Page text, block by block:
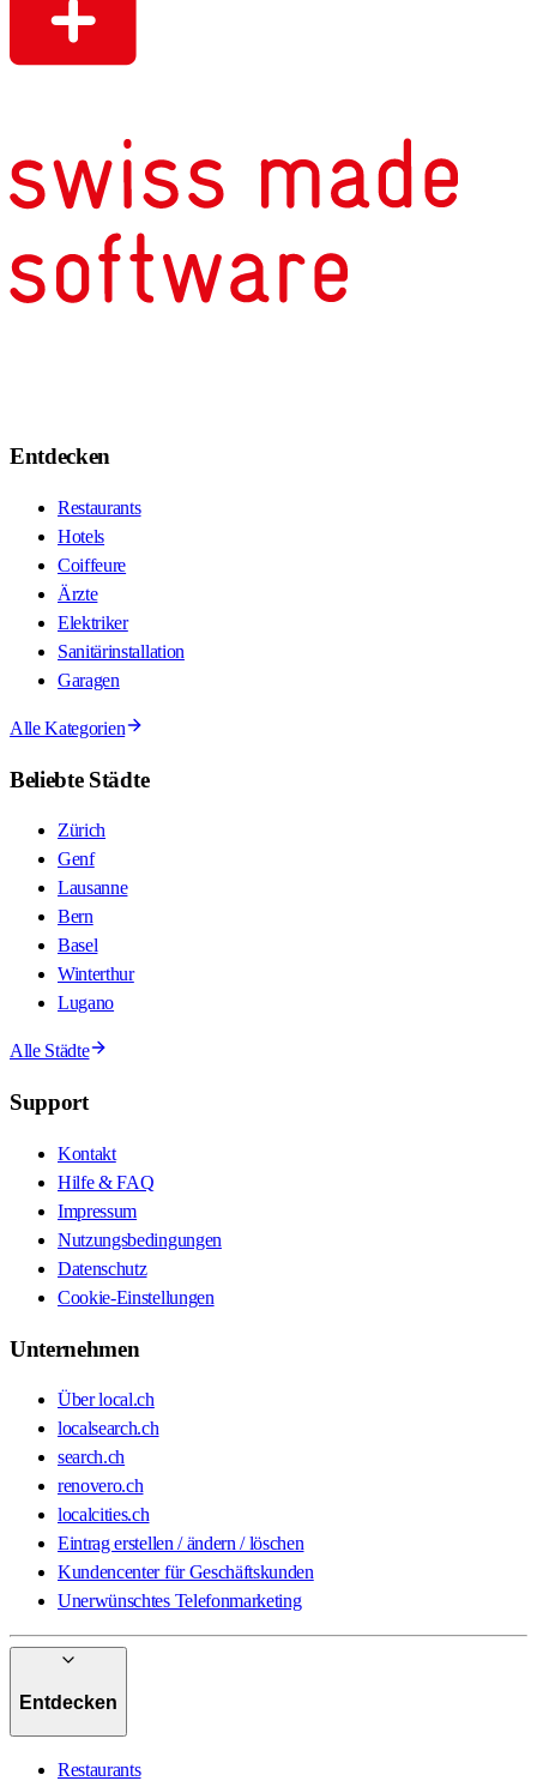
Entdecken
Restaurants
Hotels
Coiffeure
Ärzte
Elektriker
Sanitärinstallation
Garagen
Alle Kategorien
Beliebte Städte
Zürich
Genf
Lausanne
Bern
Basel
Winterthur
Lugano
Alle Städte
Support
Kontakt
Hilfe & FAQ
Impressum
Nutzungsbedingungen
Datenschutz
Cookie-Einstellungen
Unternehmen
Über local.ch
localsearch.ch
search.ch
renovero.ch
localcities.ch
Eintrag erstellen / ändern / löschen
Kundencenter für Geschäftskunden
Unerwünschtes Telefonmarketing
Entdecken
Restaurants